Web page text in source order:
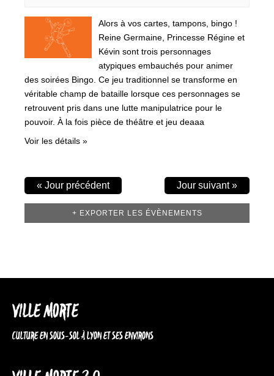
Alors à vos cartes, tampons, bingo !
Reine Germaine, Princesse Régine et
Kévin sont trois personnages
atypiques embauchés pour animer
des soirées Bingo. Ce jeu traditionnel se transforme en
véritable champ de bataille lorsque ces personnages se
retrouvent pris dans une lutte manipulatrice pour le
pouvoir. À la fois pièce de théâtre et jeu deaaa
Voir les détails »
« Jour précédent Jour suivant»
+ EXPORTER LES ÉVÈNEMENTS
VILLE MORTE
CULTURE EN SOUS-SOL À LYON ET SES ENVIRONS